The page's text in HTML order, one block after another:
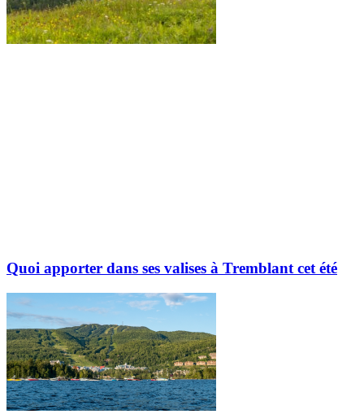
Quoi apporter dans ses valises à Tremblant cet été